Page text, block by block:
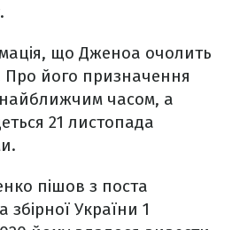
що Дженоа очолить
його призначення
часом, а
21 листопада
пішов з поста
збірної України 1